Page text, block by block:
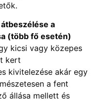
a
(több fő esetén)
kicsi vagy közepes
kert
kivitelezése akár egy
a fent
állása mellett és